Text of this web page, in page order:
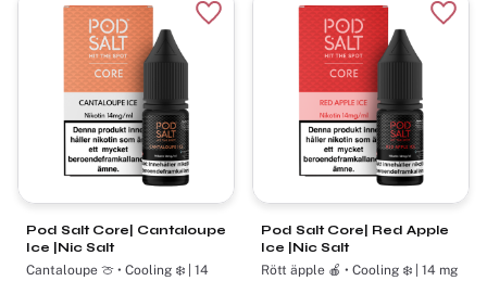
Pod Salt Core| Cantaloupe
Ice |Nic Salt
Cantaloupe 🍈 • Cooling ❄️ | 14
Lägg till i favoriter
Pod Salt Core| Red Apple
Ice |Nic Salt
Rött äpple 🍎 • Cooling ❄️ | 14 mg